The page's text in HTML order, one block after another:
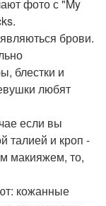
фото с "My
брови.
блестки и
любят
если вы
талией и кроп -
макияжем, то,
кожанные